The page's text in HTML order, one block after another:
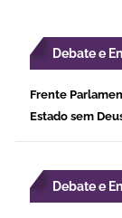
Debate e
Frente
Estado sem
Debate e